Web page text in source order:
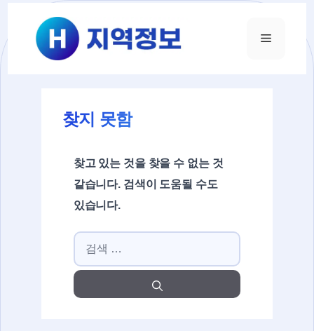
건너뛰기
메뉴
찾지 못함
찾고 있는 것을 찾을 수 없는 것
같습니다. 검색이 도움될 수도
있습니다.
검색: